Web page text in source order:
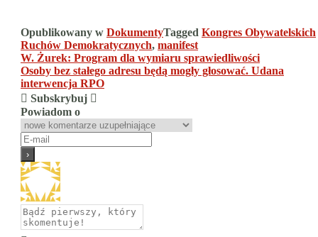
Opublikowany w DokumentyTagged Kongres Obywatelskich
Ruchów Demokratycznych, manifest
Nawigacja
wpisu
W. Żurek: Program dla wymiaru sprawiedliwości
Osoby bez stałego adresu będą mogły głosować. Udana
interwencja RPO
Subskrybuj
Powiadom o